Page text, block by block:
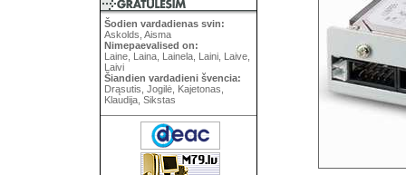
Šodien vardadienas svin:
Askolds, Aisma
Nimepaevalised on:
Laine, Laina, Lainela, Laini, Laive,
Laivi
Šiandien vardadieni švencia:
Drąsutis, Jogilė, Kajetonas,
Klaudija, Sikstas